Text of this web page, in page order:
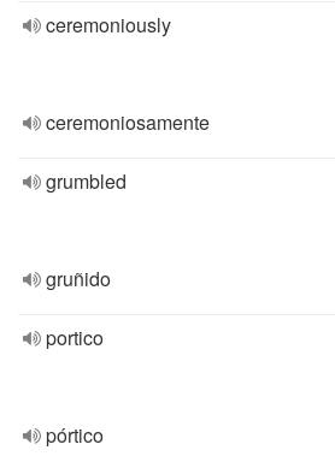
ceremoniously
ceremoniosamente
grumbled
gruñido
portico
pórtico